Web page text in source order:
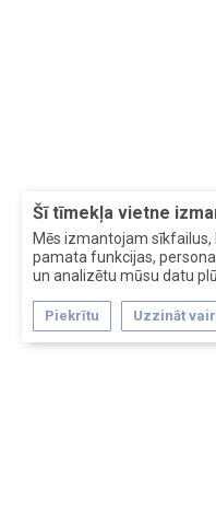
Šī tīmekļa vietne
Mēs izmantojam
pamata funkcijas,
un analizētu mūsu datu
Piekrītu Uzzināt